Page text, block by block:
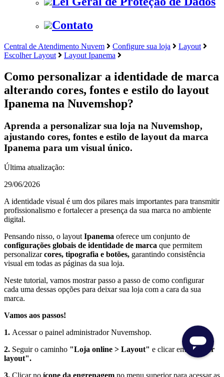
Contato
Central de Atendimento Nuvem Configure sua loja
Layout
Escolher Layout
Layout Ipanema
Como personalizar a identidade de marca
alterando cores, fontes e estilo do layout
Ipanema na Nuvemshop?
Aprenda a personalizar sua loja na Nuvemshop,
ajustando cores, fontes e estilo de layout da marca
Ipanema para um visual único.
Última atualização:
29/06/2026
A identidade visual é um dos pilares mais importantes para transmitir
profissionalismo e fortalecer a presença da sua marca no ambiente
digital.
Pensando nisso, o layout Ipanema oferece um conjunto de
configurações globais de identidade de marca que permitem
personalizarcores, tipografia e botões, garantindo consistência
visual em todas as páginas da sua loja.
Neste tutorial, vamos mostrar passo a passo de como configurar
cada uma dessas opções para deixar sua loja com a cara da sua
marca.
Vamos aos passos!
1. Acessar o painel administrador Nuvemshop.
2. Seguir o caminho "Loja online > Layout" e clicar em "Editar
layout".
3. Clicar no ícone da engrenagem no menu superior para acessar as